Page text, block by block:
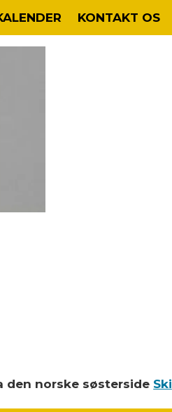
KONTAKT OS
den norske søsterside